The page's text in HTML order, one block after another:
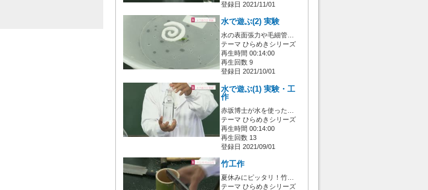
登録日 2021/11/01
水で遊ぶ(2) 実験
水の表面張力や毛細管…
テーマ ひらめきシリーズ
再生時間 00:14:00
再生回数 9
登録日 2021/10/01
水で遊ぶ(1) 実験・工
作
赤坂博士が水を使った…
テーマ ひらめきシリーズ
再生時間 00:14:00
再生回数 13
登録日 2021/09/01
竹工作
夏休みにピッタリ！竹…
テーマ ひらめきシリーズ